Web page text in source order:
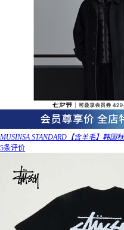
MUSINSA STANDARD【含羊毛】韩国
5条评价